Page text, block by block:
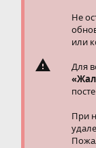
Не
или
Для
При